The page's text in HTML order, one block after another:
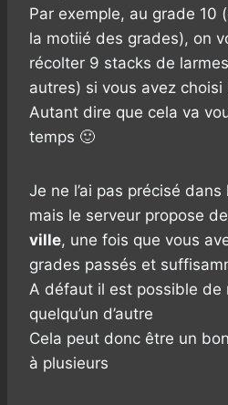
Par exemple, au grade 10
la motiié des grades), on
récolter 9 stacks de
autres) si vous avez
Autant dire que cela va
temps 🙂
Je ne l’ai pas précisé
mais le serveur propose de
ville, une fois que vous
grades passés et
A défaut il est possible de
quelqu’un d’autre
Cela peut donc être un
à plusieurs